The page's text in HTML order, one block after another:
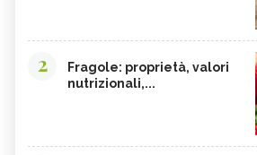
2
Fragole: proprietà, valori
nutrizionali,...